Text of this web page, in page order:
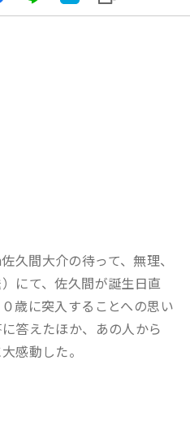
久間大介の待って、無理、
にて、佐久間が誕生日直
歳に突入することへの思い
答えたほか、あの人から
感動した。